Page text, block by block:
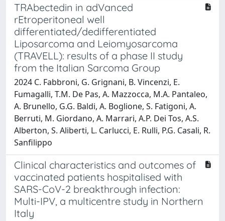
TRAbectedin in adVanced
rEtroperitoneal well
differentiated/dedifferentiated
Liposarcoma and Leiomyosarcoma
(TRAVELL): results of a phase II study
from the Italian Sarcoma Group
2024 C. Fabbroni, G. Grignani, B. Vincenzi, E.
Fumagalli, T.M. De Pas, A. Mazzocca, M.A. Pantaleo,
A. Brunello, G.G. Baldi, A. Boglione, S. Fatigoni, A.
Berruti, M. Giordano, A. Marrari, A.P. Dei Tos, A.S.
Alberton, S. Aliberti, L. Carlucci, E. Rulli, P.G. Casali, R.
Sanfilippo
Clinical characteristics and outcomes of
vaccinated patients hospitalised with
SARS-CoV-2 breakthrough infection:
Multi-IPV, a multicentre study in Northern
Italy